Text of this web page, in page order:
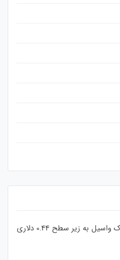
ارزش کاردانو با وجود هارد فورک واسیل به زیر سطح 0.44 دلاری